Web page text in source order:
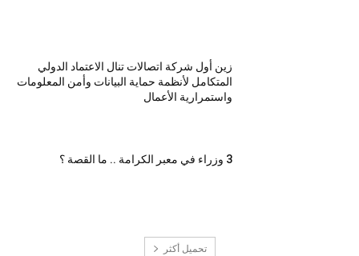
زين أول شركة اتصالات تنال الاعتماد الدولي
المتكامل لأنظمة حماية البيانات وأمن المعلومات
واستمرارية الأعمال
3 وزراء في معبر الكرامة .. ما القصة ؟
تحميل أكثر